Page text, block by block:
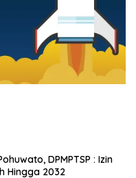
DPMPTSP : Izin
Hingga 2032